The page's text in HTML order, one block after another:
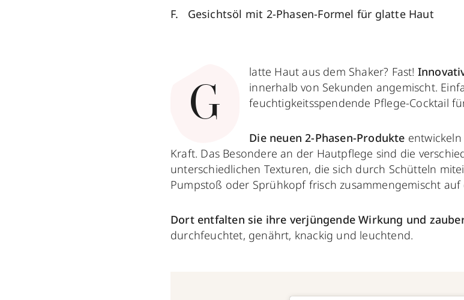
Gesichtsöl mit 2-Phasen-Formel für glatte Haut
G
latte Haut aus dem Shaker? Fast!
innerhalb von Sekunden angemischt.
feuchtigkeitsspendende Pflege-Cocktail
Die neuen 2-Phasen-Produkte
Kraft. Das Besondere an der Hautpflege sind die
unterschiedlichen Texturen, die sich durch Schütteln
Pumpstoß oder Sprühkopf frisch zusammengemischt
Dort entfalten sie ihre verjüngende Wirkung und
durchfeuchtet, genährt, knackig und leuchtend.